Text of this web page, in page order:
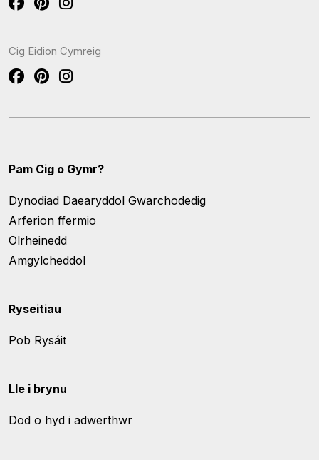
Cig Eidion Cymreig
Pam Cig o Gymr?
Dynodiad Daearyddol Gwarchodedig
Arferion ffermio
Olrheinedd
Amgylcheddol
Ryseitiau
Pob Rysáit
Lle i brynu
Dod o hyd i adwerthwr